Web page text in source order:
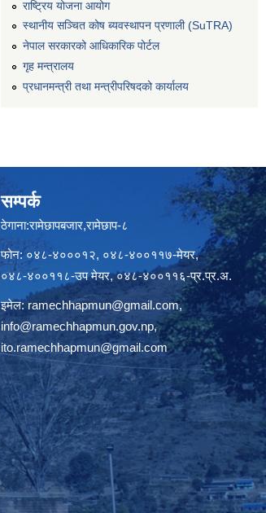
राष्ट्रिय योजना आयोग
स्थानीय सञ्चित कोष ब्यवस्थापन प्रणाली (SuTRA)
नेपाल सरकारको आधिकारिक पोर्टल
गृह मन्त्रालय
प्रधानमन्त्री तथा मन्त्रीपरिषदको कार्यालय
सम्पर्क
ठेगाना:रामेछापबजार,रामेछाप-८
फोन: ०४८-४०००१२, ०४८-४००११७-मेयर,
०४८-४००११८-उप मेयर, ०४८-४००११६-प्र.प्र.अ.
इमेल:ramechhapmun@gmail.com,
info@ramechhapmun.gov.np,
ito.ramechhapmun@gmail.com